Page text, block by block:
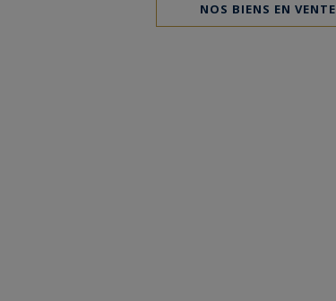
NOS BIENS EN VENTE